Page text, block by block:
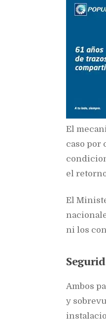
El
caso por
el
El
ni los
Ambos
y